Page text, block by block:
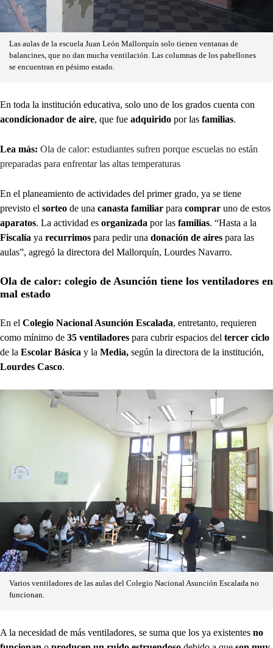
Las aulas de la escuela Juan León Mallorquín solo tienen ventanas de
balancines, que no dan mucha ventilación. Las columnas de los pabellones
se encuentran en pésimo estado.
En toda la institución educativa, solo uno de los grados cuenta con
acondicionador de aire, que fue adquirido por las familias.
Lea más: Ola de calor: estudiantes sufren porque escuelas no están
preparadas para enfrentar las altas temperaturas
En el planeamiento de actividades del primer grado, ya se tiene
previsto el sorteo de una canasta familiar para comprar uno de estos
aparatos. La actividad es organizada por las familias. “Hasta a la
Fiscalía ya recurrimos para pedir una donación de aires para las
aulas”, agregó la directora del Mallorquín, Lourdes Navarro.
Ola de calor: colegio de Asunción tiene los ventiladores en
mal estado
En el Colegio Nacional Asunción Escalada, entretanto, requieren
como mínimo de 35 ventiladores para cubrir espacios del tercer ciclo
de la Escolar Básica y la Media, según la directora de la institución,
Lourdes Casco.
Varios ventiladores de las aulas del Colegio Nacional Asunción Escalada no
funcionan.
A la necesidad de más ventiladores, se suma que los ya existentes no